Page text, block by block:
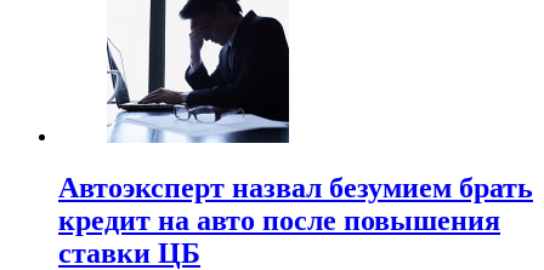
Автоэксперт назвал безумием брать
кредит на авто после повышения
ставки ЦБ